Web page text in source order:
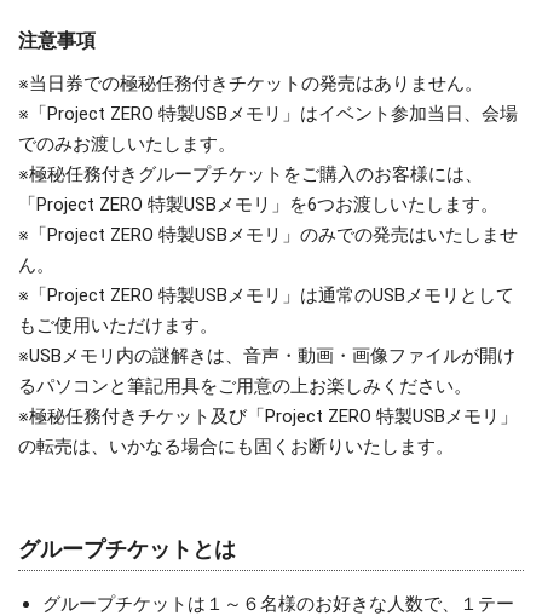
注意事項
※当日券での極秘任務付きチケットの発売はありません。
※「Project ZERO 特製USBメモリ」はイベント参加当日、会場
でのみお渡しいたします。
※極秘任務付きグループチケットをご購入のお客様には、
「Project ZERO 特製USBメモリ」を6つお渡しいたします。
※「Project ZERO 特製USBメモリ」のみでの発売はいたしませ
ん。
※「Project ZERO 特製USBメモリ」は通常のUSBメモリとして
もご使用いただけます。
※USBメモリ内の謎解きは、音声・動画・画像ファイルが開け
るパソコンと筆記用具をご用意の上お楽しみください。
※極秘任務付きチケット及び「Project ZERO 特製USBメモリ」
の転売は、いかなる場合にも固くお断りいたします。
グループチケットとは
グループチケットは１～６名様のお好きな人数で、１テー